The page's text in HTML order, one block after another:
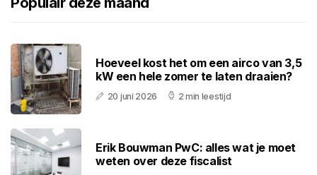
Hoeveel kost het om een airco van 3,5
kW een hele zomer te laten draaien?
20 juni 2026 2 min leestijd
Erik Bouwman PwC: alles wat je moet
weten over deze fiscalist